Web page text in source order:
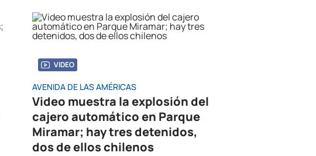
VIDEO
AVENIDA DE LAS AMÉRICAS
Video muestra la explosión del
cajero automático en Parque
Miramar; hay tres detenidos,
dos de ellos chilenos